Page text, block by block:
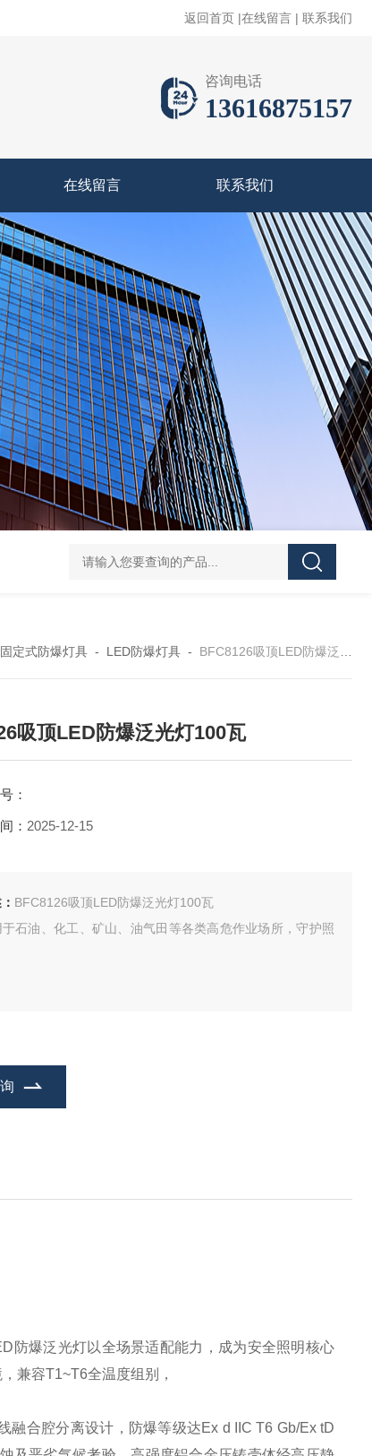
返回首页 |在线留言 | 联系我们
咨询电话
13616875157
在线留言 联系我们
便携式探照灯FW6116、移动式应急灯现货
固定式防爆灯具- LED防爆灯具- BFC8126吸顶LED防爆泛光灯100瓦
吸顶LED防爆泛光灯100瓦
：
： 2025-12-15
BFC8126吸顶LED防爆泛光灯100瓦
于石油、化工、矿山、油气田等各类高危作业场所，守护照
防爆泛光灯以全场景适配能力，成为安全照明核心
兼容T1~T6全温度组别，
合腔分离设计，防爆等级达Ex d IIC T6 Gb/Ex tD